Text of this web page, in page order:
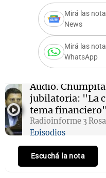
Mirá las
News
Mirá las
WhatsApp
Audio.
jubilatoria: "La
tema financiero"
Radioinforme 3
Episodios
Escuchá la nota